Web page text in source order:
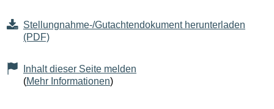
Seiteninhalt
Stellungnahme-/Gutachtendokument herunterladen
(PDF)
Inhalt dieser Seite melden
(Mehr Informationen)